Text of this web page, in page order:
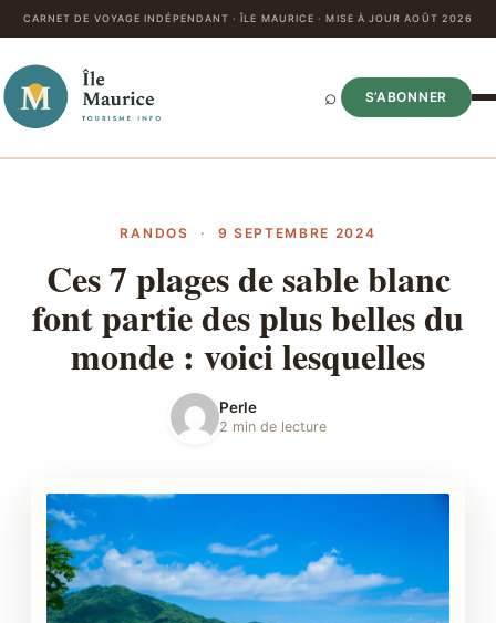
CARNET DE VOYAGE INDÉPENDANT · ÎLE MAURICE · MISE À JOUR AOÛT 2026
⌕ S’ABONNER
RANDOS · 9 SEPTEMBRE 2024
Ces 7 plages de sable blanc
font partie des plus belles du
monde : voici lesquelles
Perle
2 min de lecture